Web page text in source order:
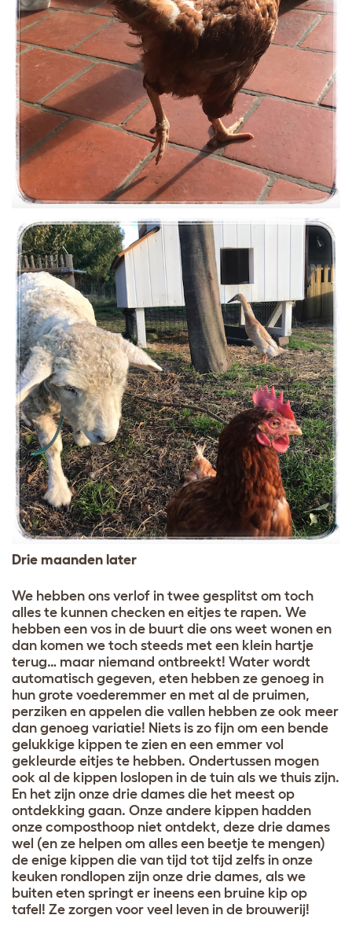
Drie maanden later
We hebben ons verlof in twee gesplitst om toch
alles te kunnen checken en eitjes te rapen. We
hebben een vos in de buurt die ons weet wonen en
dan komen we toch steeds met een klein hartje
terug… maar niemand ontbreekt! Water wordt
automatisch gegeven, eten hebben ze genoeg in
hun grote voederemmer en met al de pruimen,
perziken en appelen die vallen hebben ze ook meer
dan genoeg variatie! Niets is zo fijn om een bende
gelukkige kippen te zien en een emmer vol
gekleurde eitjes te hebben. Ondertussen mogen
ook al de kippen loslopen in de tuin als we thuis zijn.
En het zijn onze drie dames die het meest op
ontdekking gaan. Onze andere kippen hadden
onze composthoop niet ontdekt, deze drie dames
wel (en ze helpen om alles een beetje te mengen)
de enige kippen die van tijd tot tijd zelfs in onze
keuken rondlopen zijn onze drie dames, als we
buiten eten springt er ineens een bruine kip op
tafel! Ze zorgen voor veel leven in de brouwerij!